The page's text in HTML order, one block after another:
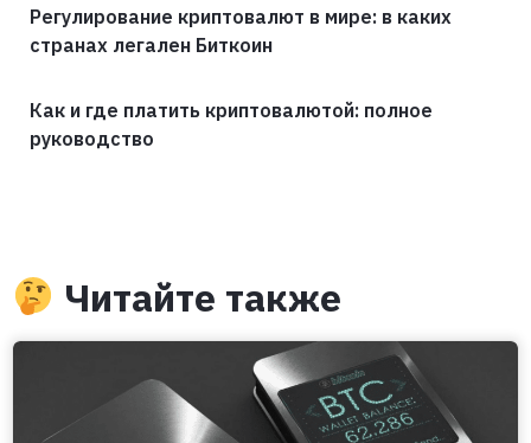
Регулирование криптовалют в мире: в каких
странах легален Биткоин
Как и где платить криптовалютой: полное
руководство
Читайте также